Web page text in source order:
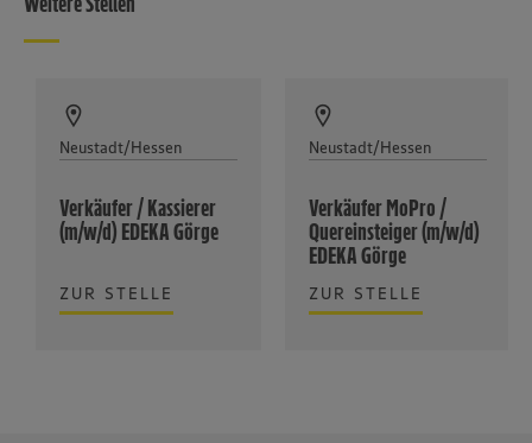
Neustadt/Hessen
Verkäufer / Kassierer
(m/w/d) EDEKA Görge
ZUR STELLE
Neustadt/Hessen
Verkäufer MoPro /
Quereinsteiger (m/w/d)
EDEKA Görge
ZUR STELLE